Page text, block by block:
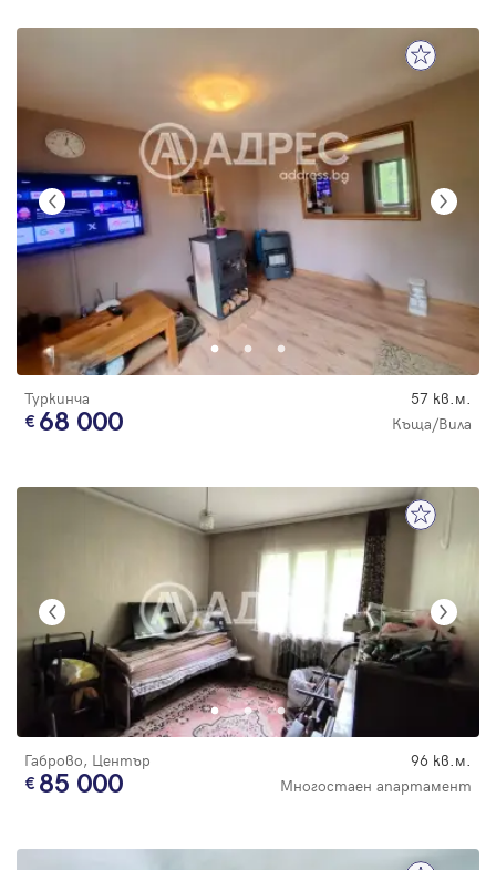
Туркинча 57 кв.м.
68 000 Къща/Вила
Габрово, Център 96 кв.м.
85 000 Многостаен апартамент